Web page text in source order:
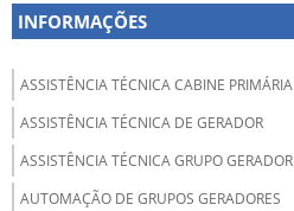
INFORMAÇÕES
ASSISTÊNCIA TÉCNICA CABINE PRIMÁRIA
ASSISTÊNCIA TÉCNICA DE GERADOR
ASSISTÊNCIA TÉCNICA GRUPO GERADOR
AUTOMAÇÃO DE GRUPOS GERADORES